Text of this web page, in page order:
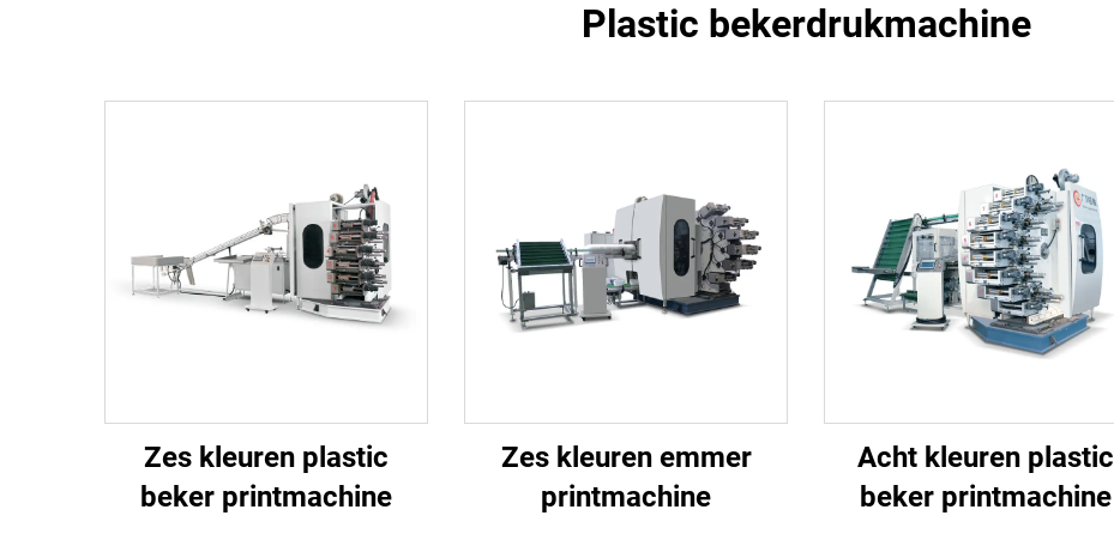
Plastic bekerdrukmachine
Zes kleuren plastic
beker printmachine
Zes kleuren emmer
printmachine
Acht kleuren plastic
beker printmachine